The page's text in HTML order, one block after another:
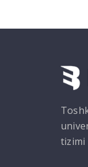
tizimi